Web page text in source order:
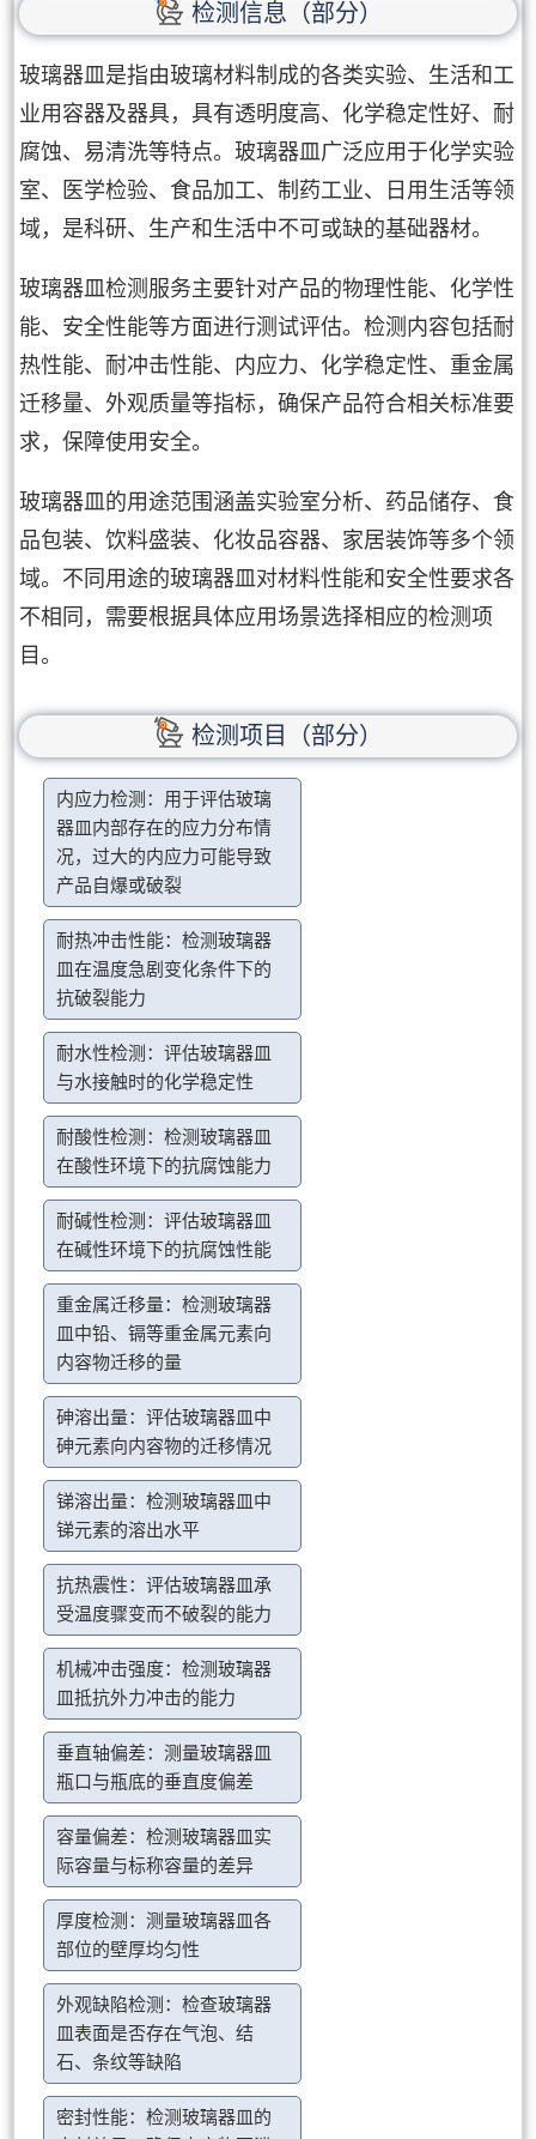
检测信息（部分）
玻璃器皿是指由玻璃材料制成的各类实验、生活和工
业用容器及器具，具有透明度高、化学稳定性好、耐
腐蚀、易清洗等特点。玻璃器皿广泛应用于化学实验
室、医学检验、食品加工、制药工业、日用生活等领
域，是科研、生产和生活中不可或缺的基础器材。
玻璃器皿检测服务主要针对产品的物理性能、化学性
能、安全性能等方面进行测试评估。检测内容包括耐
热性能、耐冲击性能、内应力、化学稳定性、重金属
迁移量、外观质量等指标，确保产品符合相关标准要
求，保障使用安全。
玻璃器皿的用途范围涵盖实验室分析、药品储存、食
品包装、饮料盛装、化妆品容器、家居装饰等多个领
域。不同用途的玻璃器皿对材料性能和安全性要求各
不相同，需要根据具体应用场景选择相应的检测项
目。
检测项目（部分）
内应力检测：用于评估玻璃
器皿内部存在的应力分布情
况，过大的内应力可能导致
产品自爆或破裂
耐热冲击性能：检测玻璃器
皿在温度急剧变化条件下的
抗破裂能力
耐水性检测：评估玻璃器皿
与水接触时的化学稳定性
耐酸性检测：检测玻璃器皿
在酸性环境下的抗腐蚀能力
耐碱性检测：评估玻璃器皿
在碱性环境下的抗腐蚀性能
重金属迁移量：检测玻璃器
皿中铅、镉等重金属元素向
内容物迁移的量
砷溶出量：评估玻璃器皿中
砷元素向内容物的迁移情况
锑溶出量：检测玻璃器皿中
锑元素的溶出水平
抗热震性：评估玻璃器皿承
受温度骤变而不破裂的能力
机械冲击强度：检测玻璃器
皿抵抗外力冲击的能力
垂直轴偏差：测量玻璃器皿
瓶口与瓶底的垂直度偏差
容量偏差：检测玻璃器皿实
际容量与标称容量的差异
厚度检测：测量玻璃器皿各
部位的壁厚均匀性
外观缺陷检测：检查玻璃器
皿表面是否存在气泡、结
石、条纹等缺陷
密封性能：检测玻璃器皿的